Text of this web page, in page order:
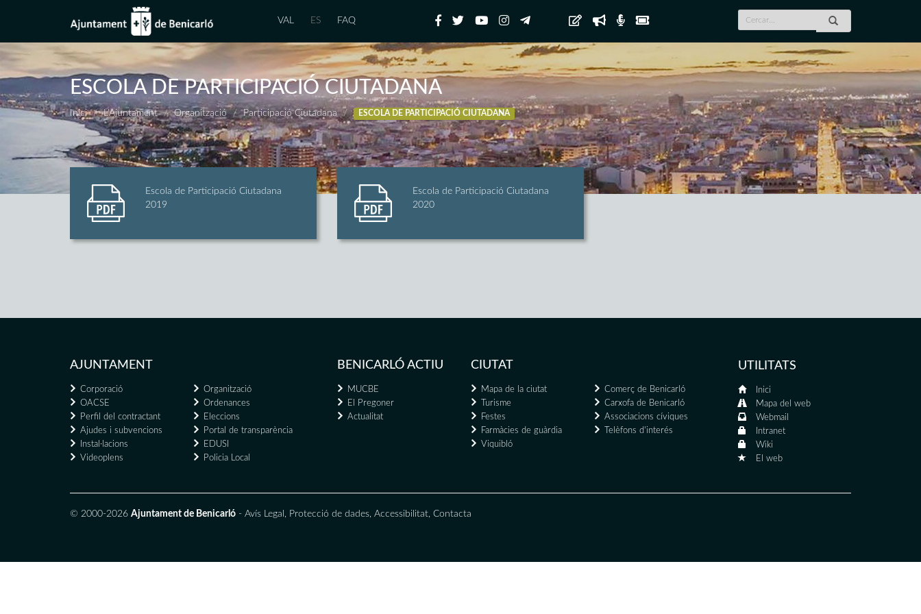
VAL ES FAQ
ESCOLA DE PARTICIPACIÓ CIUTADANA
Inici L'Ajuntament Organització Participació Ciutadana ESCOLA DE PARTICIPACIÓ CIUTADANA
Escola de Participació Ciutadana
2019
Escola de Participació Ciutadana
2020
AJUNTAMENT
Corporació
Organització
OACSE
Ordenances
Perfil del contractant
Eleccions
Ajudes i subvencions
Portal de transparència
Instal·lacions
EDUSI
Videoplens
Policia Local
BENICARLÓ ACTIU
MUCBE
El Pregoner
Actualitat
CIUTAT
Mapa de la ciutat
Comerç de Benicarló
Turisme
Carxofa de Benicarló
Festes
Associacions cíviques
Farmàcies de guàrdia
Telèfons d'interés
Viquibló
UTILITATS
Inici
Mapa del web
Webmail
Intranet
Wiki
El web
© 2000-2026 Ajuntament de Benicarló - Avís Legal , Protecció de dades, Accessibilitat, Contacta